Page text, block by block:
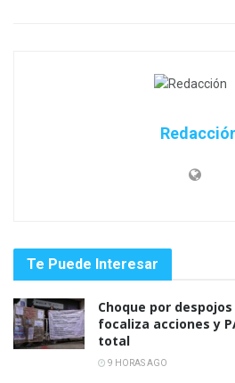
Te Puede Interesar
Choque por despojos
focaliza acciones y
total
9 HORAS AGO